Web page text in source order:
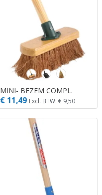
MINI- BEZEM COMPL.
€ 11,49 Excl. BTW: € 9,50